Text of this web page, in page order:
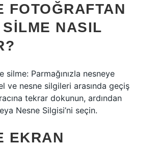
FOTOĞRAFTAN
SILME NASIL
silme: Parmağınızla nesneye
ve nesne silgileri arasında geçiş
tekrar dokunun, ardından
Nesne Silgisi’ni seçin.
EKRAN